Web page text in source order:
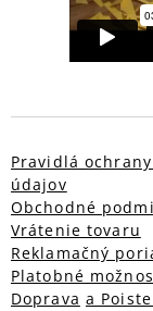
Pravidlá
údajov
Obchodné
Vrátenie tovaru
Reklamačný
Platobné
Doprava a